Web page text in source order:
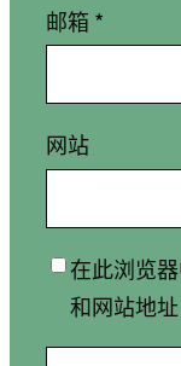
邮箱 *
网站
在此浏览
和网站地